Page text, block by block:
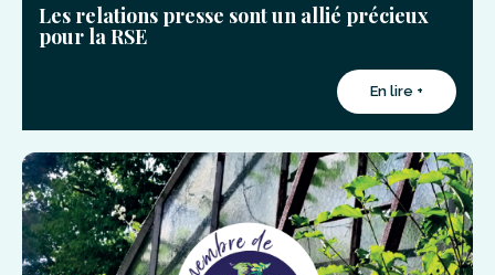
Les relations presse sont un allié précieux
pour la RSE
En lire +